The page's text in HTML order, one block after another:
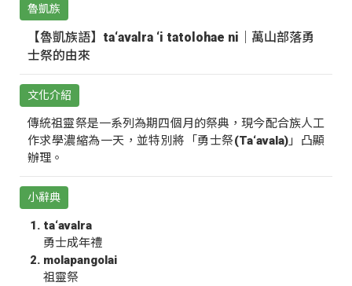
魯凱族
【魯凱族語】ta‘avalra ‘i tatolohae ni｜萬山部落勇
士祭的由來
文化介紹
傳統祖靈祭是一系列為期四個月的祭典，現今配合族人工
作求學濃縮為一天，並特別將「勇士祭(Ta‘avala)」凸顯
辦理。
小辭典
ta‘avalra
勇士成年禮
molapangolai
祖靈祭